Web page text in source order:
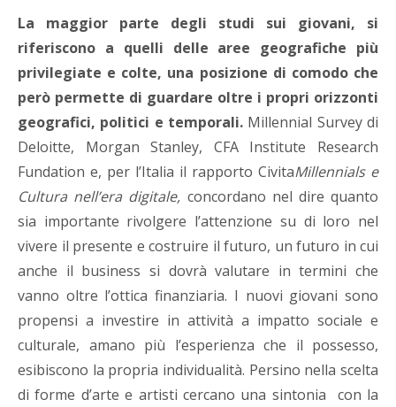
La maggior parte degli studi sui giovani, si
riferiscono a quelli delle aree geografiche più
privilegiate e colte, una posizione di comodo che
però permette di guardare oltre i propri orizzonti
geografici, politici e temporali. Millennial Survey di
Deloitte, Morgan Stanley, CFA Institute Research
Fundation e, per l’Italia il rapporto CivitaMillennials e
Cultura nell’era digitale, concordano nel dire quanto
sia importante rivolgere l’attenzione su di loro nel
vivere il presente e costruire il futuro, un futuro in cui
anche il business si dovrà valutare in termini che
vanno oltre l’ottica finanziaria. I nuovi giovani sono
propensi a investire in attività a impatto sociale e
culturale, amano più l’esperienza che il possesso,
esibiscono la propria individualità. Persino nella scelta
di forme d’arte e artisti cercano una sintonia con la